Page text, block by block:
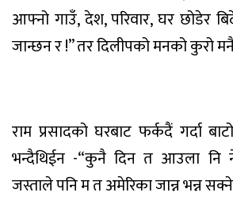
आफ्नो गाउँ, देश, परिवार, घर छोडेर
जान्छन र !” तर दिलीपको मनको कुरो
राम प्रसादको घरबाट फर्कदैं गर्दा
भन्दैथिईन -“कुनै दिन त आउला नि
जस्ताले पनि म त अमेरिका जान्न भन्न